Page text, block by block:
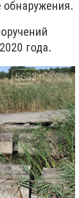
обнаружения.
года.